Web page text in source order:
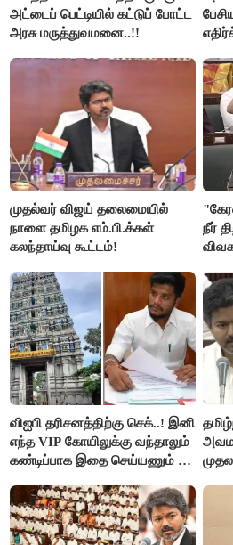
அட்டைப் பெட்டியில் கட்டுப் போட்ட
அரசு மருத்துவமனை..!!
முதல்வர் விஜய் தலைமையில்
நாளை தமிழக எம்.பி.க்கள்
கலந்தாய்வு கூட்டம்!
நீர்
விஐபி தரிசனத்திற்கு செக்..! இனி
எந்த VIP கோயிலுக்கு வந்தாலும்
கண்டிப்பாக இதை செய்யணும் -